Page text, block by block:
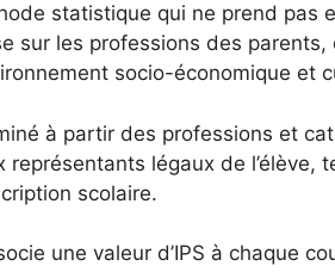
statistique qui ne prend pas
sur les professions des parents,
socio-économique et
à partir des professions et
légaux de l’élève,
scolaire.
une valeur d’IPS à chaque